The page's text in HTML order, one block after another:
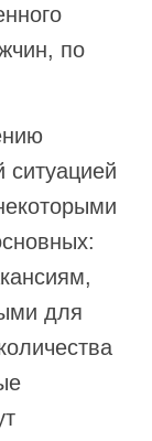
по
для